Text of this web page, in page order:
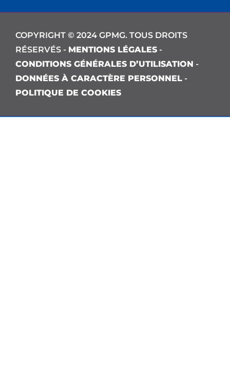
COPYRIGHT © 2024 GPMG. TOUS DROITS
RÉSERVÉS - MENTIONS LÉGALES -
CONDITIONS GÉNÉRALES D’UTILISATION -
DONNÉES À CARACTÈRE PERSONNEL -
POLITIQUE DE COOKIES